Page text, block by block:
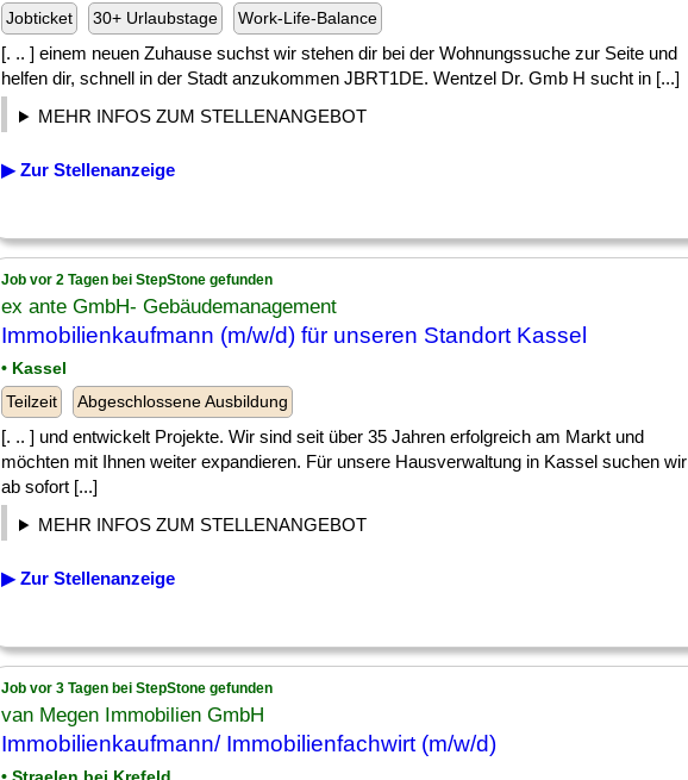
Jobticket
30+ Urlaubstage Work-Life-Balance
[. .. ] einem neuen Zuhause suchst wir stehen dir bei der Wohnungssuche zur Seite und
helfen dir, schnell in der Stadt anzukommen JBRT1DE. Wentzel Dr. Gmb H sucht in [...]
MEHR INFOS ZUM STELLENANGEBOT
▶ Zur Stellenanzeige
Job vor 2 Tagen bei StepStone gefunden
ex ante GmbH- Gebäudemanagement
Immobilienkaufmann (m/w/d) für unseren Standort Kassel
• Kassel
Teilzeit
Abgeschlossene Ausbildung
[. .. ] und entwickelt Projekte. Wir sind seit über 35 Jahren erfolgreich am Markt und
möchten mit Ihnen weiter expandieren. Für unsere Hausverwaltung in Kassel suchen wir
ab sofort [...]
MEHR INFOS ZUM STELLENANGEBOT
▶ Zur Stellenanzeige
Job vor 3 Tagen bei StepStone gefunden
van Megen Immobilien GmbH
Immobilienkaufmann/ Immobilienfachwirt (m/w/d)